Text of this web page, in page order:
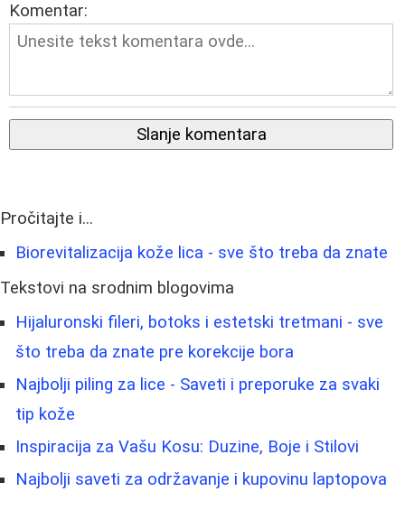
Komentar:
Slanje komentara
Pročitajte i...
Biorevitalizacija kože lica - sve što treba da znate
Tekstovi na srodnim blogovima
Hijaluronski fileri, botoks i estetski tretmani - sve
što treba da znate pre korekcije bora
Najbolji piling za lice - Saveti i preporuke za svaki
tip kože
Inspiracija za Vašu Kosu: Duzine, Boje i Stilovi
Najbolji saveti za održavanje i kupovinu laptopova